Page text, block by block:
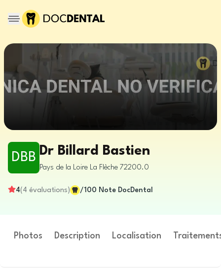
DBB Dr Billard Bastien
Pays de la Loire La Flèche 72200.0
4( 4 évaluations) /100 Note DocDental
Photos Description Localisation